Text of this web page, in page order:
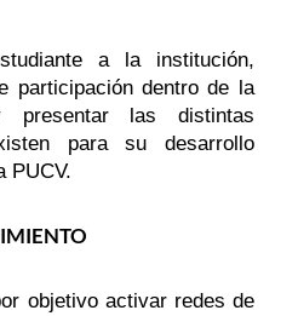
a la institución,
participación dentro de la
presentar las distintas
para su desarrollo
PUCV.
objetivo activar redes de